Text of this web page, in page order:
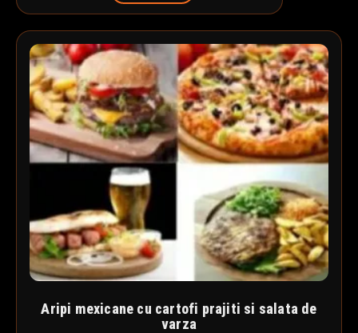
Aripi mexicane cu cartofi prajiti si salata de
varza